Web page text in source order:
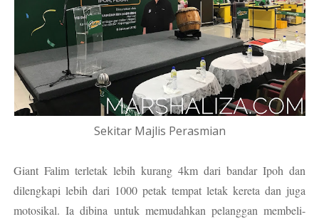
Sekitar Majlis Perasmian
Giant Falim terletak lebih kurang 4km dari bandar Ipoh dan
dilengkapi lebih dari 1000 petak tempat letak kereta dan juga
motosikal. Ia dibina untuk memudahkan pelanggan membeli-